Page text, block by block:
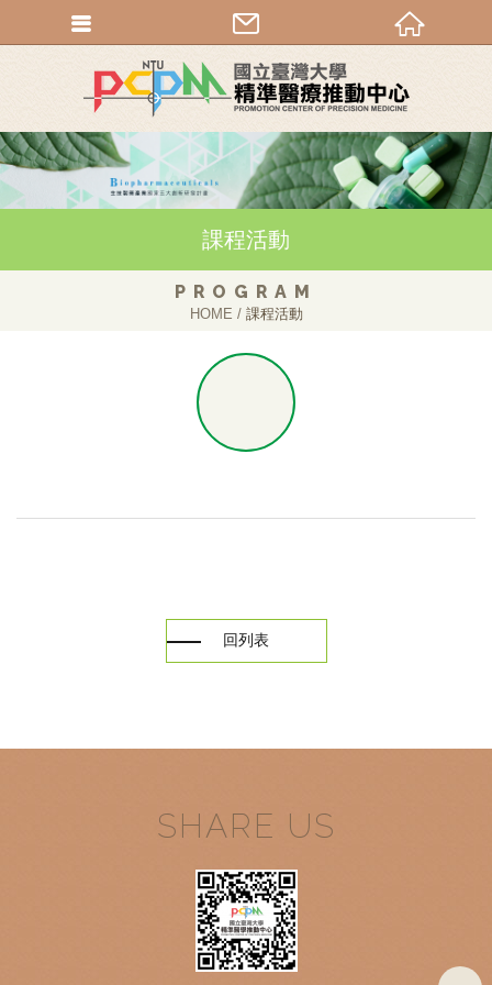
課程活動
PROGRAM
HOME 課程活動
回列表
SHARE US